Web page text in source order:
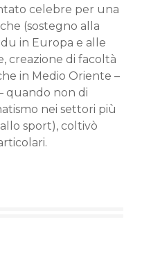
celebre per una
(sostegno alla
in Europa e alle
creazione di facoltà
in Medio Oriente –
quando non di
nei settori più
sport), coltivò